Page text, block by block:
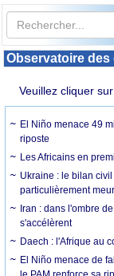
Observatoire
Veuillez cliquer
El Niño menace 49
riposte
Les Africains en
Ukraine : le bilan
particulièrement
Iran : dans l'ombre
s'accélèrent
Daech : l'Afrique au
El Niño menace de